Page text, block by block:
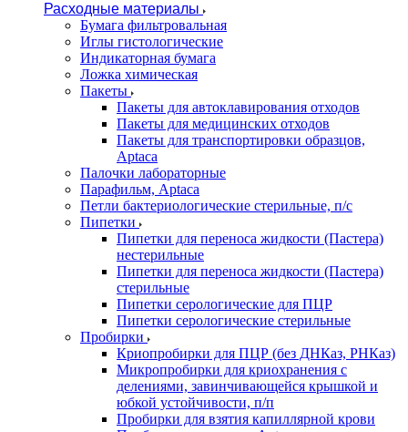
Расходные материалы
Бумага фильтровальная
Иглы гистологические
Индикаторная бумага
Ложка химическая
Пакеты
Пакеты для автоклавирования отходов
Пакеты для медицинских отходов
Пакеты для транспортировки образцов,
Aptaca
Палочки лабораторные
Парафильм, Aptaca
Петли бактериологические стерильные, п/с
Пипетки
Пипетки для переноса жидкости (Пастера)
нестерильные
Пипетки для переноса жидкости (Пастера)
стерильные
Пипетки серологические для ПЦР
Пипетки серологические стерильные
Пробирки
Криопробирки для ПЦР (без ДНКаз, РНКаз)
Микропробирки для криохранения с
делениями, завинчивающейся крышкой и
юбкой устойчивости, п/п
Пробирки для взятия капиллярной крови